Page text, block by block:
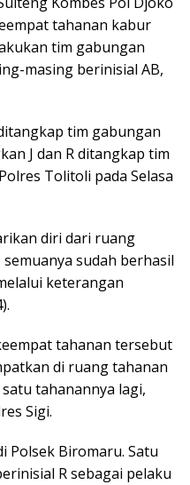
tahanan kabur
tim gabungan
masing berinisial AB,
tim gabungan
J dan R ditangkap tim
Tolitoli pada Selasa
diri dari ruang
sudah berhasil
keterangan
tahanan tersebut
di ruang tahanan
tahanannya lagi,
Sigi.
Polsek Biromaru. Satu
R sebagai pelaku